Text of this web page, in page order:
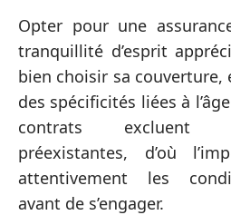
Opter pour une
tranquillité d’esprit
bien choisir sa
des spécificités liées à
contrats excluent
préexistantes, d’où
attentivement les
avant de s’engager.